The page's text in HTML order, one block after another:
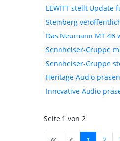
LEWITT stellt Update
Steinberg
Das Neumann MT 48
Sennheiser-Gruppe
Sennheiser-Gruppe
Heritage Audio
Innovative Audio
Seite 1 von 2